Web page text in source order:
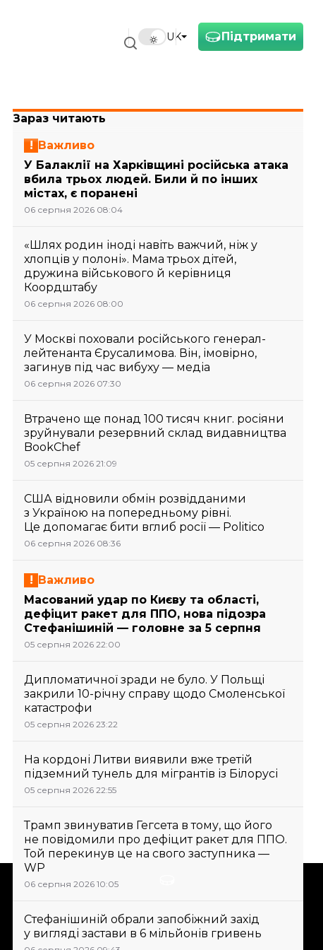
Підтримати
UK
Зараз читають
Важливо
У Балаклії на Харківщині російська атака
вбила трьох людей. Били й по інших
містах, є поранені
06 серпня 2026 08:04
«Шлях родин іноді навіть важчий, ніж у
хлопців у полоні». Мама трьох дітей,
дружина військового й керівниця
Коордштабу
06 серпня 2026 08:00
У Москві поховали російського генерал-
лейтенанта Єрусалимова. Він, імовірно,
загинув під час вибуху — медіа
06 серпня 2026 07:30
Втрачено ще понад 100 тисяч книг. росіяни
зруйнували резервний склад видавництва
BookChef
05 серпня 2026 21:09
США відновили обмін розвідданими
з Україною на попередньому рівні.
Це допомагає бити вглиб росії — Politico
06 серпня 2026 08:36
Важливо
Масований удар по Києву та області,
дефіцит ракет для ППО, нова підозра
Стефанішиній — головне за 5 серпня
05 серпня 2026 22:00
Дипломатичної зради не було. У Польщі
закрили 10-річну справу щодо Смоленської
катастрофи
05 серпня 2026 23:22
На кордоні Литви виявили вже третій
підземний тунель для мігрантів із Білорусі
05 серпня 2026 22:55
Трамп звинуватив Гегсета в тому, що його
не повідомили про дефіцит ракет для ППО.
Той перекинув це на свого заступника —
WP
06 серпня 2026 10:05
Стефанішиній обрали запобіжний захід
у вигляді застави в 6 мільйонів гривень
Підтримай hromadske.
Ми працюємо для тебе та